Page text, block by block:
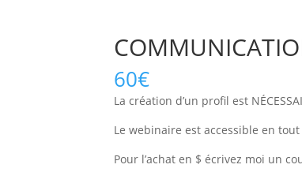
60€
La création d’un profil est
Le webinaire est accessible en
Pour l’achat en $ écrivez moi un